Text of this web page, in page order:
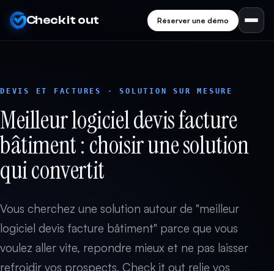
Check it out Réserver une démo
DEVIS ET FACTURES · SOLUTION SUR MESURE
Meilleur logiciel devis facture
bâtiment : choisir une solution
qui convertit
Vous cherchez une solution autour de "meilleur
logiciel devis facture bâtiment" parce que vous
voulez aller vite, repondre mieux et ne pas laisser
refroidir vos prospects. Check it out relie vos